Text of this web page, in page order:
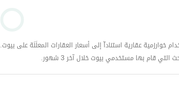
خوارزمية عقارية استناداّ إلى أسعار العقارات المعلَنَة على بيوت.
قام بها مستخدمي بيوت خلال آخر 3 شهور.